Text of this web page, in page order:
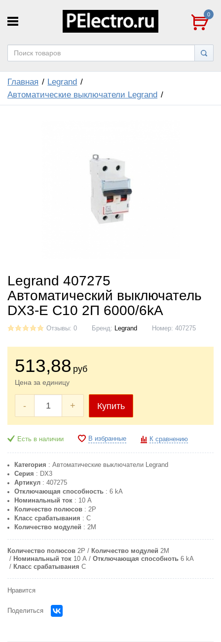
0
Главная
Legrand
Автоматические выключатели Legrand
Legrand 407275
Автоматический выключатель
DX3-E C10 2П 6000/6kA
Отзывы: 0 Бренд: Legrand Номер: 407275
513,88 руб
Цена за единицу
- + Купить
Есть в наличии В избранные К сравнению
Категория : Автоматические выключатели Legrand
Серия : DX3
Артикул: 407275
Отключающая способность: 6 kA
Номинальный ток: 10 A
Количество полюсов: 2P
Класс срабатывания : C
Количество модулей : 2M
Количество полюсов 2P Количество модулей 2M
Номинальный ток 10 A Отключающая способноть 6 kA
Класс срабатывания C
Нравится
Поделиться